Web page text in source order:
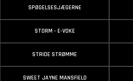
SPØGELSESJÆGERNE
STORM - E-VOKE
STRIDE STRØMME
SWEET JAYNE MANSFIELD